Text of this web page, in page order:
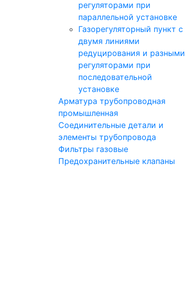
регуляторами при
параллельной установке
Газорегуляторный пункт с
двумя линиями
редуцирования и разными
регуляторами при
последовательной
установке
Арматура трубопроводная
промышленная
Соединительные детали и
элементы трубопровода
Фильтры газовые
Предохранительные клапаны